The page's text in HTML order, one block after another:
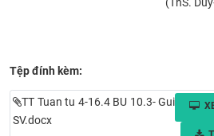
Tệp đính kèm:
TT Tuan tu 4-16.4 BU 10.3- Gui
SV.docx